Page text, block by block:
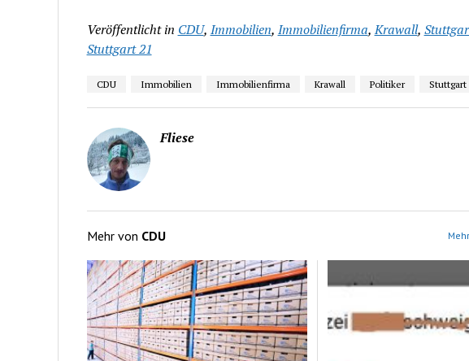
Veröffentlicht in CDU, Immobilien, Immobilienfirma,Krawall,
Stuttgart 21
CDU Immobilien Immobilienfirma Krawall Politiker Stuttgart
Fliese
Mehr von CDU